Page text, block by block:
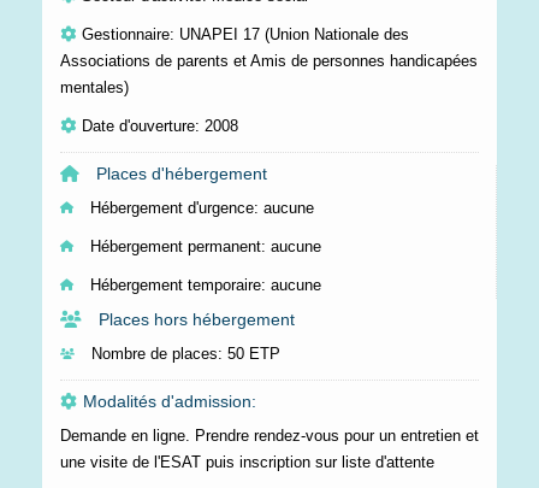
Gestionnaire: UNAPEI 17 (Union Nationale des
Associations de parents et Amis de personnes handicapées
mentales)
Date d'ouverture: 2008
Places d'hébergement
Hébergement d'urgence: aucune
Hébergement permanent: aucune
Hébergement temporaire: aucune
Places hors hébergement
Nombre de places: 50 ETP
Modalités d'admission:
Demande en ligne. Prendre rendez-vous pour un entretien et
une visite de l'ESAT puis inscription sur liste d'attente